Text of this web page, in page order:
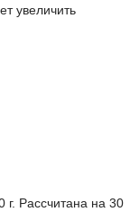
увеличить
Рассчитана на 30